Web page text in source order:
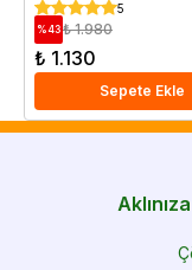
5
%43 ₺ 1.980
₺ 1.130
Sepete Ekle